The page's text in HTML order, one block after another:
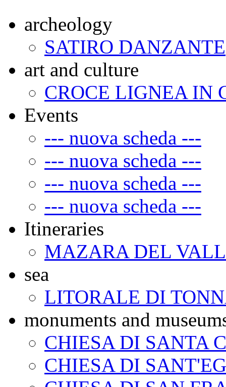
archeology
SATIRO DANZANTE
art and culture
CROCE LIGNEA IN
Events
--- nuova scheda ---
--- nuova scheda ---
--- nuova scheda ---
--- nuova scheda ---
Itineraries
MAZARA DEL
sea
LITORALE DI
monuments and
CHIESA DI SANTA
CHIESA DI